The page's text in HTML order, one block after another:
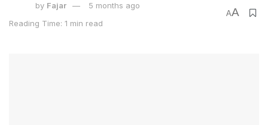
by Fajar
5 months ago
Reading Time: 1 min read
AA